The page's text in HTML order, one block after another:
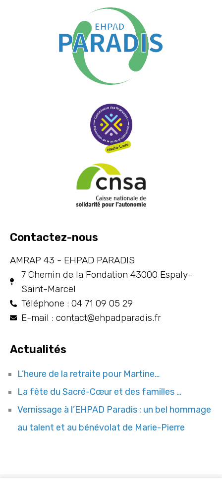
Contactez-nous
AMRAP 43 - EHPAD PARADIS
7 Chemin de la Fondation 43000 Espaly-
Saint-Marcel
Téléphone : 04 71 09 05 29
E-mail : contact@ehpadparadis.fr
Actualités
L’heure de la retraite pour Martine…
La fête du Sacré-Cœur et des familles …
Vernissage à l’EHPAD Paradis : un bel hommage
au talent et au bénévolat de Marie-Pierre